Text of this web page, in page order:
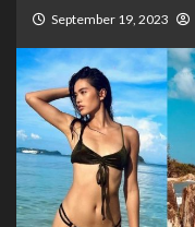
September 19, 2023